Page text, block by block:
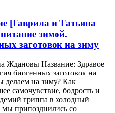
[Гаврила и Татьяна
зимой.
заготовок на зиму
Ждановы Название: Здравое
биогенных заготовок на
делаем на зиму? Как
самочувствие, бодрость и
гриппа в холодный
припозднились со